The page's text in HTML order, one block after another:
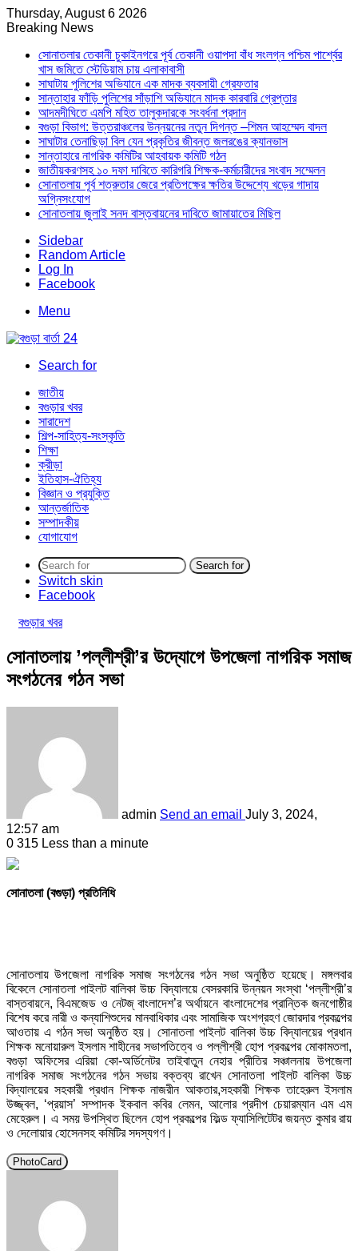
Thursday, August 6 2026
Breaking News
সোনাতলার তেকানী চুকাইনগরে পূর্ব তেকানী ওয়াপদা বাঁধ সংলগ্ন পশ্চিম পার্শ্বের
খাস জমিতে স্টেডিয়াম চায় এলাকাবাসী
সাঘাটায় পুলিশের অভিযানে এক মাদক ব্যবসায়ী গ্রেফতার
সান্তাহার ফাঁড়ি পুলিশের সাঁড়াশি অভিযানে মাদক কারবারি গ্রেপ্তার
আদমদীঘিতে এমপি মহিত তালুকদারকে সংবর্ধনা প্রদান
বগুড়া বিভাগ: উত্তরাঞ্চলের উন্নয়নের নতুন দিগন্ত –শিমন আহম্মেদ বাদল
সাঘাটার তেনাছিড়া বিল যেন প্রকৃতির জীবন্ত জলরঙের ক্যানভাস
সান্তাহারে নাগরিক কমিটির আহবায়ক কমিটি গঠন
জাতীয়করণসহ ১০ দফা দাবিতে কারিগরি শিক্ষক-কর্মচারীদের সংবাদ সম্মেলন
সোনাতলায় পূর্ব শত্রুতার জেরে প্রতিপক্ষের ক্ষতির উদ্দেশ্যে খড়ের গাদায়
অগ্নিসংযোগ
সোনাতলায় জুলাই সনদ বাস্তবায়নের দাবিতে জামায়াতের মিছিল
Sidebar
Random Article
Log In
Facebook
Menu
Search for
জাতীয়
বগুড়ার খবর
সারাদেশ
শিল্প-সাহিত্য-সংস্কৃতি
শিক্ষা
ক্রীড়া
ইতিহাস-ঐতিহ্য
বিজ্ঞান ও প্রযুক্তি
আন্তর্জাতিক
সম্পাদকীয়
যোগাযোগ
Search for
Switch skin
Facebook
বগুড়ার খবর
সোনাতলায় ‌’পল্লীশ্রী’র উদ্যোগে উপজেলা নাগরিক সমাজ
সংগঠনের গঠন সভা
admin Send an email July 3, 2024,
12:57 am
0 315 Less than a minute
সোনাতলা (বগুড়া) প্রতিনিধি
সোনাতলায় উপজেলা নাগরিক সমাজ সংগঠনের গঠন সভা অনুষ্ঠিত হয়েছে। মঙ্গলবার
বিকেলে সোনাতলা পাইলট বালিকা উচ্চ বিদ্যালয়ে বেসরকারি উন্নয়ন সংস্থা ‘পল্লীশ্রী’র
বাস্তবায়নে, বিএমজেড ও নেটজ্ বাংলাদেশ’র অর্থায়নে বাংলাদেশের প্রান্তিক জনগোষ্ঠীর
বিশেষ করে নারী ও কন্যাশিশুদের মানবাধিকার এবং সামাজিক অংশগ্রহণ জোরদার প্রকল্পের
আওতায় এ গঠন সভা অনুষ্ঠিত হয়। সোনাতলা পাইলট বালিকা উচ্চ বিদ্যালয়ের প্রধান
শিক্ষক মনোয়ারুল ইসলাম শাহীনের সভাপতিত্বে ও পল্লীশ্রী হোপ প্রকল্পের মোকামতলা,
বগুড়া অফিসের এরিয়া কো-অর্ডিনেটর তাইবাতুন নেহার প্রীতির সঞ্চালনায় উপজেলা
নাগরিক সমাজ সংগঠনের গঠন সভায় বক্তব্য রাখেন সোনাতলা পাইলট বালিকা উচ্চ
বিদ্যালয়ের সহকারী প্রধান শিক্ষক নাজরীন আকতার,সহকারী শিক্ষক তাহেরুল ইসলাম
উজ্জ্বল, ‘প্রয়াস’ সম্পাদক ইকবাল কবির লেমন, আলোর প্রদীপ চেয়ারম্যান এম এম
মেহেরুল। এ সময় উপস্থিত ছিলেন হোপ প্রকল্পের ফিল্ড ফ্যাসিলিটেটর জয়ন্ত কুমার রায়
ও দেলোয়ার হোসেনসহ কমিটির সদস্যগণ।
PhotoCard